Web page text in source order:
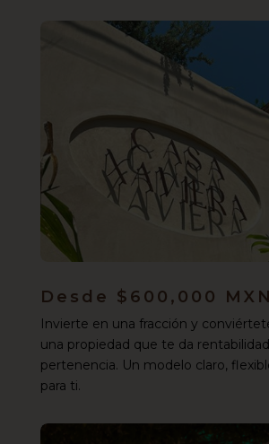
Desde $600,000 MXN
Invierte en una fracción y
una propiedad que te da
pertenencia. Un modelo claro,
para ti.